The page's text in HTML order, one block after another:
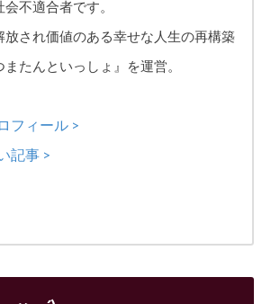
不適合者です。
放され価値のある幸せな人生の再構築
たんといっしょ』を運営。
フィール >
記事 >